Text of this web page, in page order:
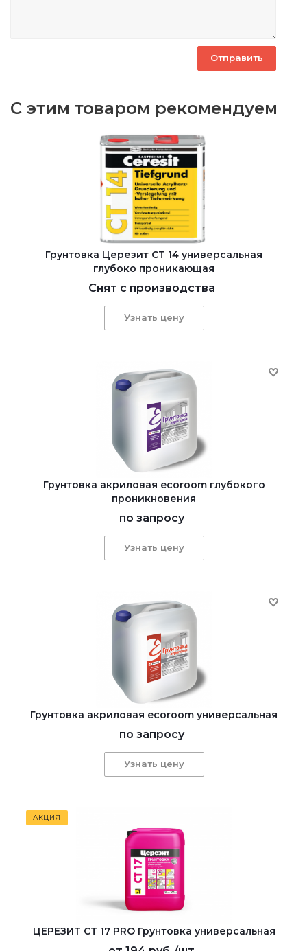
С этим товаром рекомендуем
Грунтовка Церезит CT 14 универсальная
глубоко проникающая
Снят с производства
Узнать цену
Грунтовка акриловая ecoroom глубокого
проникновения
по запросу
Узнать цену
Грунтовка акриловая ecoroom универсальная
по запросу
Узнать цену
АКЦИЯ
ЦЕРЕЗИТ CT 17 PRO Грунтовка универсальная